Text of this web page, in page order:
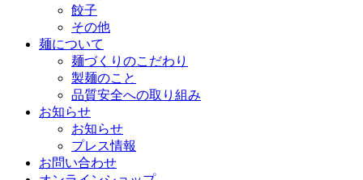
餃子
その他
麺について
麺づくりのこだわり
製麺のこと
品質安全への取り組み
お知らせ
お知らせ
プレス情報
お問い合わせ